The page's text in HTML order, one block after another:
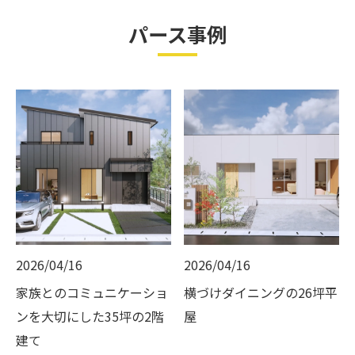
パース事例
2026/04/16
家族とのコミュニケーショ
ンを大切にした35坪の2階
建て
2026/04/16
横づけダイニングの26坪平
屋